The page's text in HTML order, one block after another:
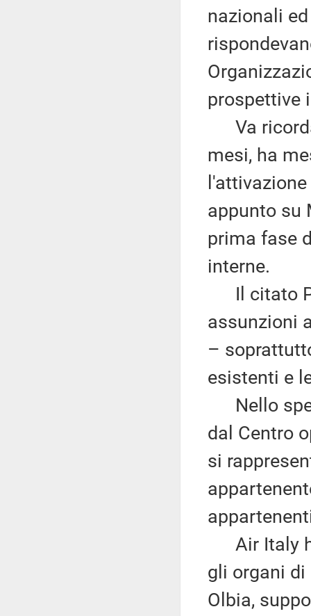
nazionali
prospettive
Va
mesi, ha
appunto su
prima fase
interne.
Il citato
assunzioni
–
esistenti e
Nello
dal Centro
si
Air Italy
gli organi di
Olbia,